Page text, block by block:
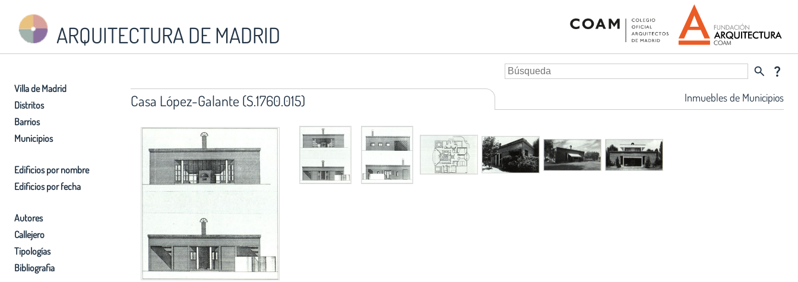
ARQUITECTURA DE MADRID
Villa de Madrid
Distritos
Barrios
Municipios
Edificios por nombre
Edificios por fecha
Autores
Callejero
Tipologías
Bibliografia
search question_mark
Casa López-Galante (S.1760.015) Inmuebles de Municipios